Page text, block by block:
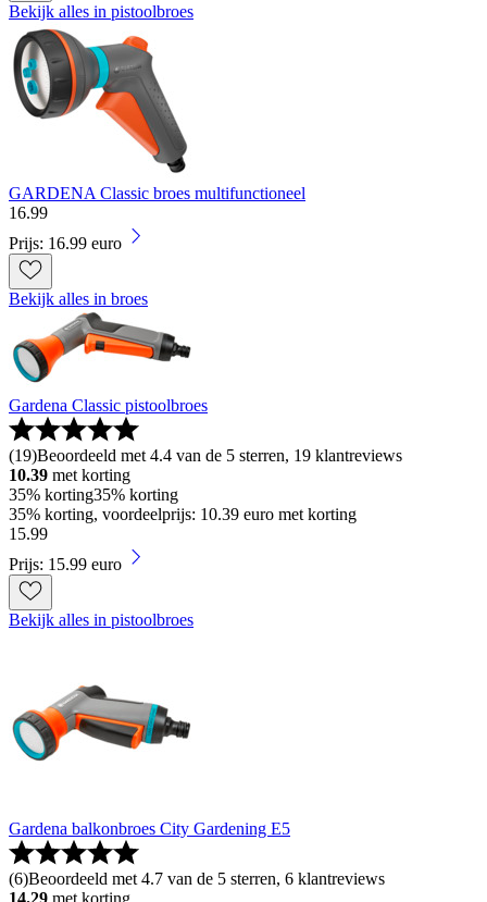
Bekijk alles in pistoolbroes
GARDENA Classic broes multifunctioneel
16.99
Prijs: 16.99 euro
Bekijk alles in broes
Gardena Classic pistoolbroes
(19)Beoordeeld met 4.4 van de 5 sterren, 19 klantreviews
10.39 met korting
35% korting35% korting
35% korting, voordeelprijs: 10.39 euro met korting
15.99
Prijs: 15.99 euro
Bekijk alles in pistoolbroes
Gardena balkonbroes City Gardening E5
(6)Beoordeeld met 4.7 van de 5 sterren, 6 klantreviews
14.29 met korting